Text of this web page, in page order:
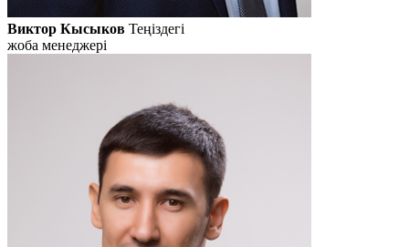
Виктор Кысыков Теңіздегі
жоба менеджері